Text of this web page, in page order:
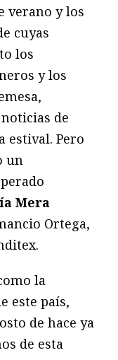
verano y los
cuyas
los
y los
de
estival. Pero
un
Mera
Ortega,
la
este país,
de hace ya
de esta